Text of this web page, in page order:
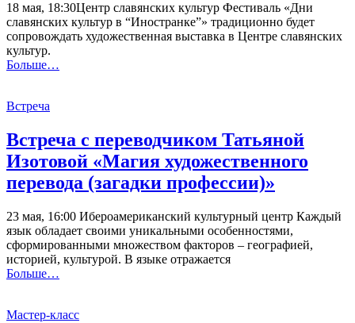
18 мая, 18:30Центр славянских культур Фестиваль «Дни
славянских культур в “Иностранке”» традиционно будет
сопровождать художественная выставка в Центре славянских
культур.
Больше…
Встреча
Встреча с переводчиком Татьяной
Изотовой «Магия художественного
перевода (загадки профессии)»
23 мая, 16:00 Ибероамериканский культурный центр Каждый
язык обладает своими уникальными особенностями,
сформированными множеством факторов – географией,
историей, культурой. В языке отражается
Больше…
Мастер-класс